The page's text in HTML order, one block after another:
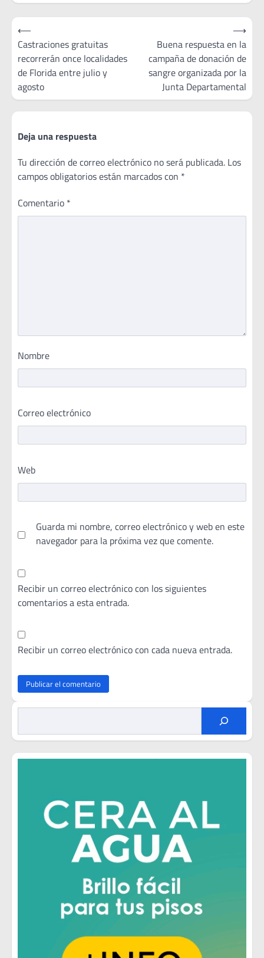
Navegación
de
entradas
⟵
Castraciones gratuitas
recorrerán once localidades
de Florida entre julio y
agosto
Buena respuesta en la
campaña de donación de
sangre organizada por la
Junta Departamental
⟶
Deja una respuesta
Tu dirección de correo electrónico no será publicada. Los
campos obligatorios están marcados con *
Comentario *
Nombre
Correo electrónico
Web
Guarda mi nombre, correo electrónico y web en este
navegador para la próxima vez que comente.
Recibir un correo electrónico con los siguientes
comentarios a esta entrada.
Recibir un correo electrónico con cada nueva entrada.